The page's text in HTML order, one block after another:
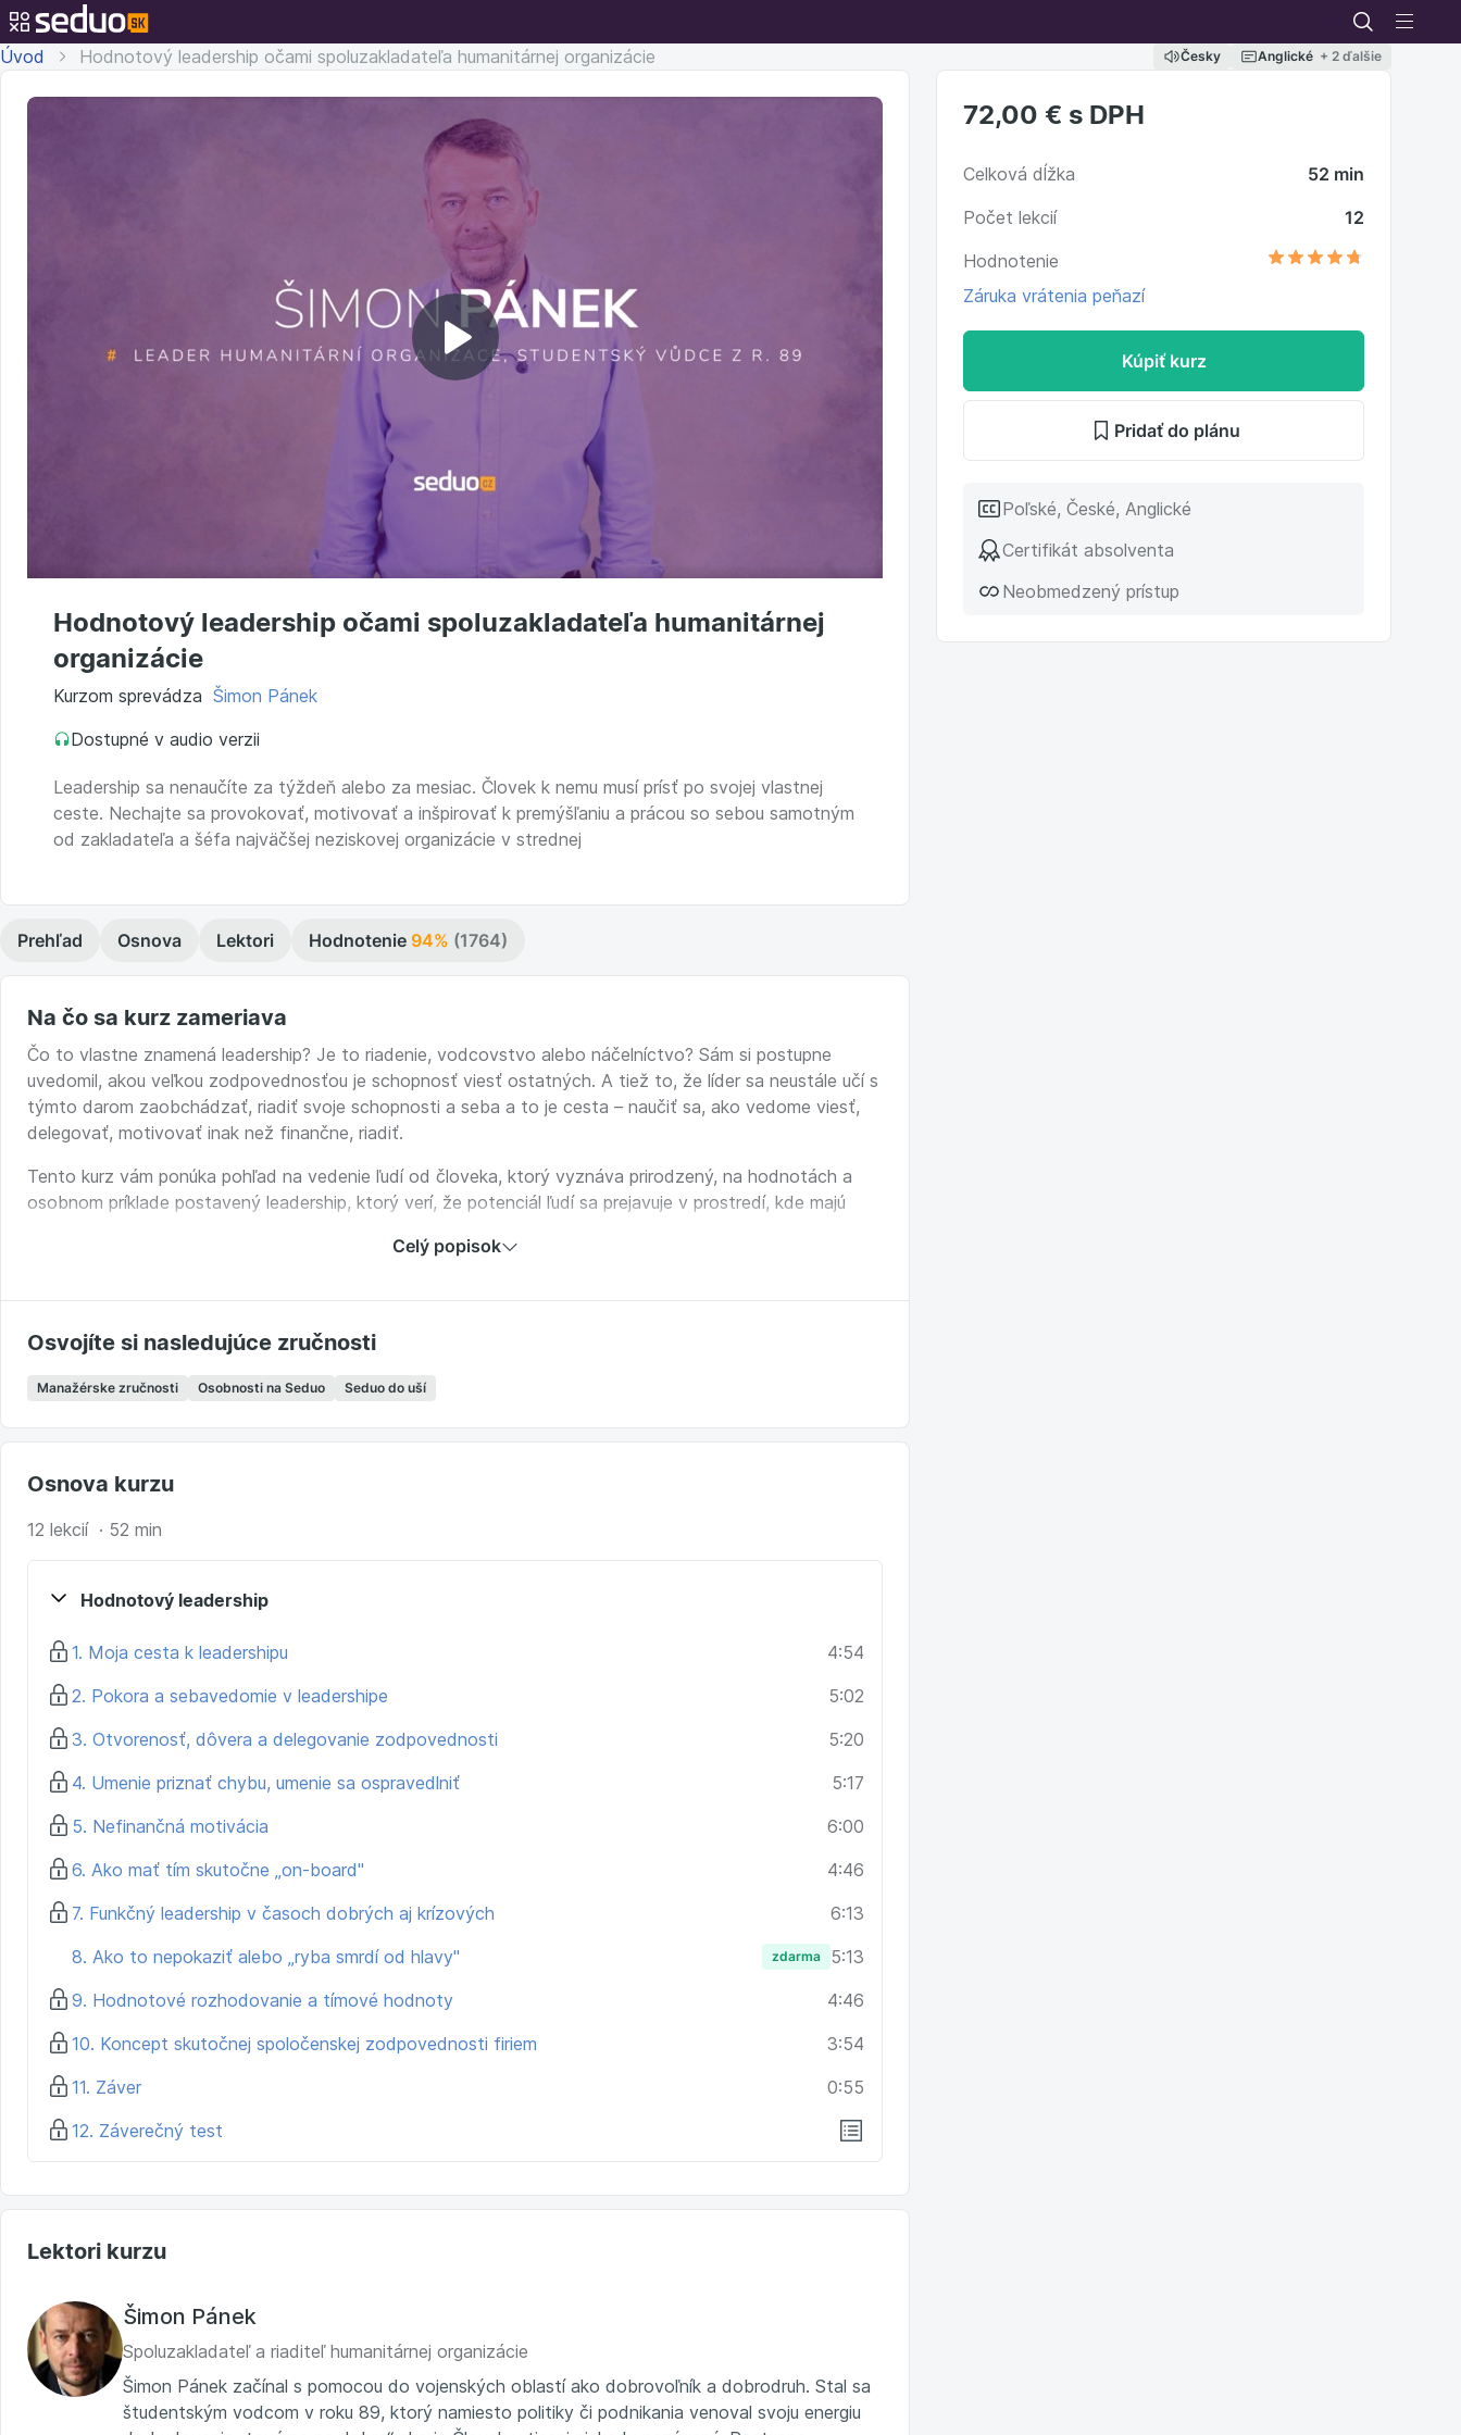
Úvod Hodnotový leadership očami spoluzakladateľa humanitárnej organizácie Česky Anglické + 2 ďalšie
Prehrať
Hodnotový leadership očami spoluzakladateľa humanitárnej
organizácie
Kurzom sprevádza Šimon Pánek
Dostupné v audio verzii
Leadership sa nenaučíte za týždeň alebo za mesiac. Človek k nemu musí prísť po svojej vlastnej
ceste. Nechajte sa provokovať, motivovať a inšpirovať k premýšľaniu a prácou so sebou samotným
od zakladateľa a šéfa najväčšej neziskovej organizácie v strednej
72,00 € s DPH
Celková dĺžka
52 min
Počet lekcií
12
Hodnotenie
Záruka vrátenia peňazí
Kúpiť kurz
Pridať do plánu
Poľské, České, Anglické
Certifikát absolventa
Neobmedzený prístup
Prehľad Osnova Lektori Hodnotenie 94% (1764)
Na čo sa kurz zameriava
Čo to vlastne znamená leadership? Je to riadenie, vodcovstvo alebo náčelníctvo? Sám si postupne
uvedomil, akou veľkou zodpovednosťou je schopnosť viesť ostatných. A tiež to, že líder sa neustále učí s
týmto darom zaobchádzať, riadiť svoje schopnosti a seba a to je cesta – naučiť sa, ako vedome viesť,
delegovať, motivovať inak než finančne, riadiť.
Tento kurz vám ponúka pohľad na vedenie ľudí od človeka, ktorý vyznáva prirodzený, na hodnotách a
osobnom príklade postavený leadership, ktorý verí, že potenciál ľudí sa prejavuje v prostredí, kde majú
organizácii a že ukazovať smer je dôležitejšie a úspešnejšie než detailne riadiť.
Celý popisok
Osvojíte si nasledujúce zručnosti
Manažérske zručnosti Osobnosti na Seduo Seduo do uší
Osnova kurzu
12 lekcií · 52 min
Hodnotový leadership
1. Moja cesta k leadershipu
4:54
2. Pokora a sebavedomie v leadershipe
5:02
3. Otvorenosť, dôvera a delegovanie zodpovednosti
5:20
4. Umenie priznať chybu, umenie sa ospravedlniť
5:17
5. Nefinančná motivácia
6:00
6. Ako mať tím skutočne „on-board"
4:46
7. Funkčný leadership v časoch dobrých aj krízových
6:13
8. Ako to nepokaziť alebo „ryba smrdí od hlavy"
zdarma
5:13
9. Hodnotové rozhodovanie a tímové hodnoty
4:46
10. Koncept skutočnej spoločenskej zodpovednosti firiem
3:54
11. Záver
0:55
12. Záverečný test
Lektori kurzu
Šimon Pánek
Spoluzakladateľ a riaditeľ humanitárnej organizácie
Šimon Pánek začínal s pomocou do vojenských oblastí ako dobrovoľník a dobrodruh. Stal sa
študentským vodcom v roku 89, ktorý namiesto politiky či podnikania venoval svoju energiu